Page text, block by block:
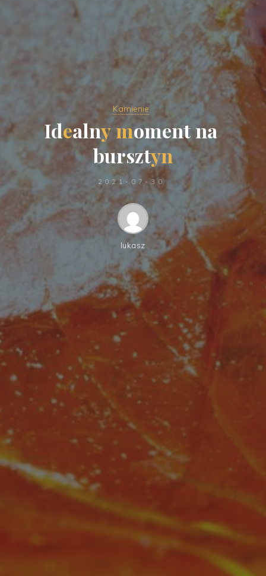
Kamienie
Idealnymomentna
bursztyn
2021-07-30
lukasz